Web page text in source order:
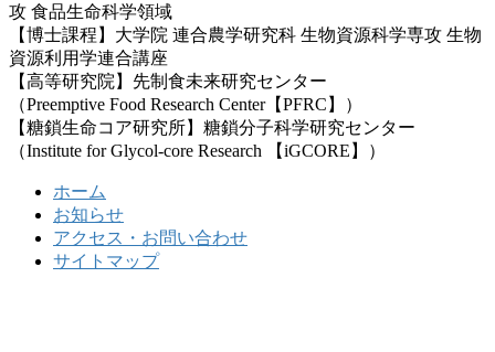
攻 食品生命科学領域
【博士課程】大学院 連合農学研究科 生物資源科学専攻 生物
資源利用学連合講座
【高等研究院】先制食未来研究センター
（Preemptive Food Research Center【PFRC】）
【糖鎖生命コア研究所】糖鎖分子科学研究センター
（Institute for Glycol-core Research 【iGCORE】）
ホーム
お知らせ
アクセス・お問い合わせ
サイトマップ